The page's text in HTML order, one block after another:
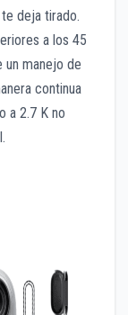
deja tirado.
a los 45
un manejo de
continua
a 2.7 K no